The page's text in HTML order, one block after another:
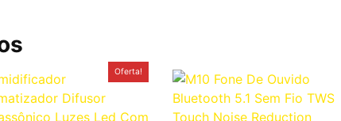
Oferta!
preço
original
era:
R$59,00.
atual
é:
R$46,99.